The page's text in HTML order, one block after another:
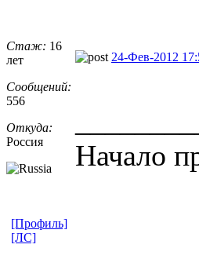
Стаж: 16
лет
Сообщений:
556
Откуда:
Россия
24-Фев-2012
Начало
[Профиль]
[ЛС]